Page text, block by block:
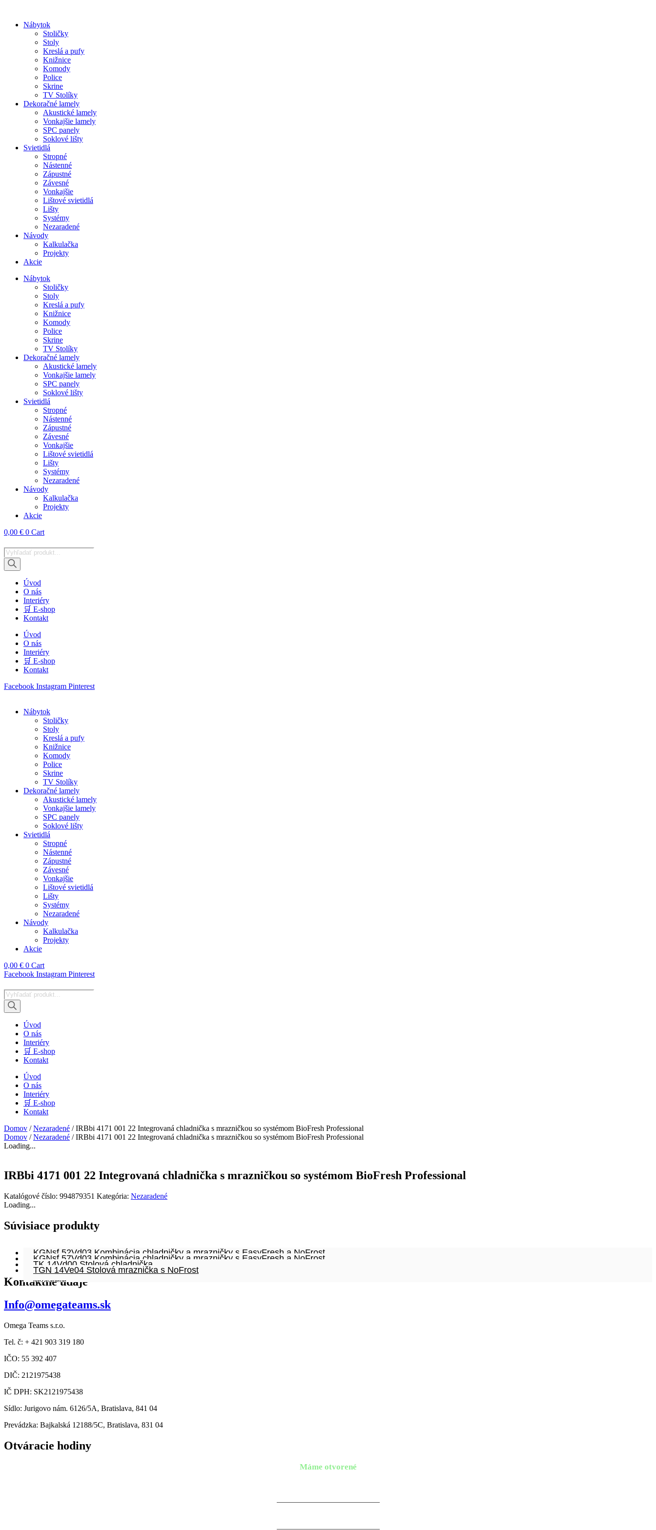
obsah
Nábytok
Stoličky
Stoly
Kreslá a pufy
Knižnice
Komody
Police
Skrine
TV Stolíky
Dekoračné lamely
Akustické lamely
Vonkajšie lamely
SPC panely
Soklové lišty
Svietidlá
Stropné
Nástenné
Zápustné
Závesné
Vonkajšie
Lištové svietidlá
Lišty
Systémy
Nezaradené
Návody
Kalkulačka
Projekty
Akcie
Nábytok
Stoličky
Stoly
Kreslá a pufy
Knižnice
Komody
Police
Skrine
TV Stolíky
Dekoračné lamely
Akustické lamely
Vonkajšie lamely
SPC panely
Soklové lišty
Svietidlá
Stropné
Nástenné
Zápustné
Závesné
Vonkajšie
Lištové svietidlá
Lišty
Systémy
Nezaradené
Návody
Kalkulačka
Projekty
Akcie
0,00 € 0 Cart
Products
search
Úvod
O nás
Interiéry
🛒 E-shop
Kontakt
Úvod
O nás
Interiéry
🛒 E-shop
Kontakt
Facebook Instagram Pinterest
Nábytok
Stoličky
Stoly
Kreslá a pufy
Knižnice
Komody
Police
Skrine
TV Stolíky
Dekoračné lamely
Akustické lamely
Vonkajšie lamely
SPC panely
Soklové lišty
Svietidlá
Stropné
Nástenné
Zápustné
Závesné
Vonkajšie
Lištové svietidlá
Lišty
Systémy
Nezaradené
Návody
Kalkulačka
Projekty
Akcie
0,00 € 0 Cart
Facebook Instagram Pinterest
Products
search
Úvod
O nás
Interiéry
🛒 E-shop
Kontakt
Úvod
O nás
Interiéry
🛒 E-shop
Kontakt
Domov /Nezaradené / IRBbi 4171 001 22 Integrovaná chladnička s mrazničkou so systémom BioFresh Professional
Domov /Nezaradené / IRBbi 4171 001 22 Integrovaná chladnička s mrazničkou so systémom BioFresh Professional
Loading...
IRBbi 4171 001 22 Integrovaná chladnička s mrazničkou so systémom BioFresh Professional
Katalógové číslo: 994879351 Kategória: Nezaradené
Loading...
Súvisiace produkty
KGNsf 52Vd03 Kombinácia chladničky a mrazničky s EasyFresh a NoFrost
Nezaradené
KGNsf 57Vd03 Kombinácia chladničky a mrazničky s EasyFresh a NoFrost
Nezaradené
TK 14Vd00 Stolová chladnička
Nezaradené
TGN 14Ve04 Stolová mraznička s NoFrost
Nezaradené
Kontaktné údaje
Info@omegateams.sk
Omega Teams s.r.o.
Tel. č: + 421 903 319 180
IČO: 55 392 407
DIČ: 2121975438
IČ DPH: SK2121975438
Sídlo: Jurigovo nám. 6126/5A, Bratislava, 841 04
Prevádzka: Bajkalská 12188/5C, Bratislava, 831 04
Otváracie hodiny
Máme otvorené